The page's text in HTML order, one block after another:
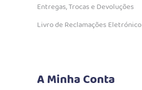
Entregas, Trocas e Devoluções
Livro de Reclamações Eletrónico
A Minha Conta